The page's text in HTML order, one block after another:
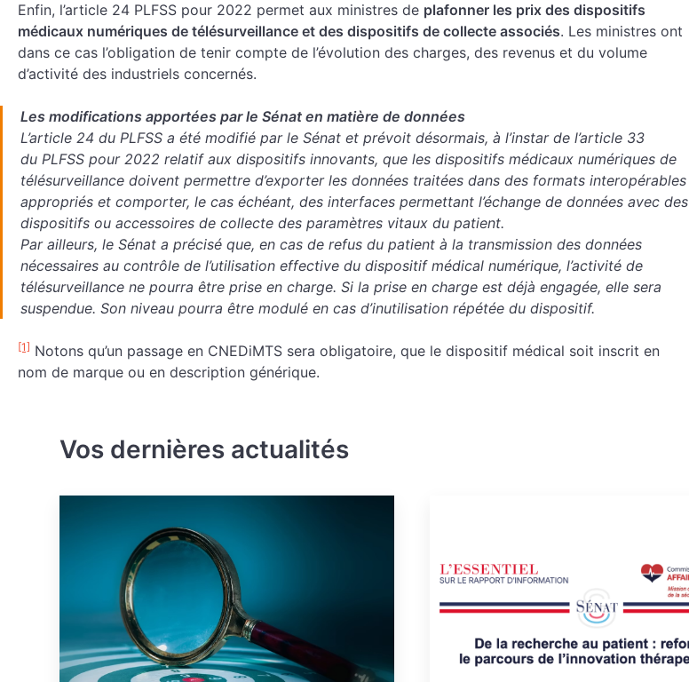
Enfin, l’article 24 PLFSS pour 2022 permet aux ministres de plafonner les prix des dispositifs
médicaux numériques de télésurveillance et des dispositifs de collecte associés. Les ministres ont
dans ce cas l’obligation de tenir compte de l’évolution des charges, des revenus et du volume
d’activité des industriels concernés.
Les modifications apportées par le Sénat en matière de données
L’article 24 du PLFSS a été modifié par le Sénat et prévoit désormais, à l’instar de l’article 33
du PLFSS pour 2022 relatif aux dispositifs innovants, que les dispositifs médicaux numériques de
télésurveillance doivent permettre d’exporter les données traitées dans des formats interopérables
appropriés et comporter, le cas échéant, des interfaces permettant l’échange de données avec des
dispositifs ou accessoires de collecte des paramètres vitaux du patient.
Par ailleurs, le Sénat a précisé que, en cas de refus du patient à la transmission des données
nécessaires au contrôle de l’utilisation effective du dispositif médical numérique, l’activité de
télésurveillance ne pourra être prise en charge. Si la prise en charge est déjà engagée, elle sera
suspendue. Son niveau pourra être modulé en cas d’inutilisation répétée du dispositif.
[1] Notons qu’un passage en CNEDiMTS sera obligatoire, que le dispositif médical soit inscrit en
nom de marque ou en description générique.
Vos dernières actualités